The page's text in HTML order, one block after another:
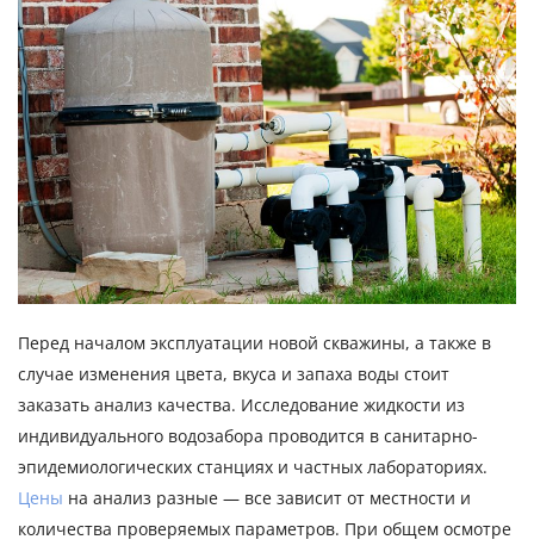
Перед началом эксплуатации новой скважины, а также в
случае изменения цвета, вкуса и запаха воды стоит
заказать анализ качества. Исследование жидкости из
индивидуального водозабора проводится в санитарно-
эпидемиологических станциях и частных лабораториях.
Цены на анализ разные — все зависит от местности и
количества проверяемых параметров. При общем осмотре